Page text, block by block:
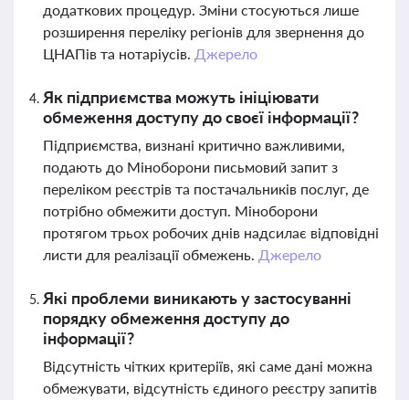
додаткових процедур. Зміни стосуються лише
розширення переліку регіонів для звернення до
ЦНАПів та нотаріусів. Джерело
Як підприємства можуть ініціювати
обмеження доступу до своєї інформації?
Підприємства, визнані критично важливими,
подають до Міноборони письмовий запит з
переліком реєстрів та постачальників послуг, де
потрібно обмежити доступ. Міноборони
протягом трьох робочих днів надсилає відповідні
листи для реалізації обмежень. Джерело
Які проблеми виникають у застосуванні
порядку обмеження доступу до
інформації?
Відсутність чітких критеріїв, які саме дані можна
обмежувати, відсутність єдиного реєстру запитів